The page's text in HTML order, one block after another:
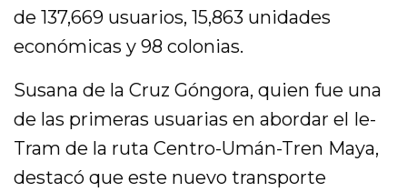
de 137,669 usuarios, 15,863 unidades
económicas y 98 colonias.
Susana de la Cruz Góngora, quien fue una
de las primeras usuarias en abordar el Ie-
Tram de la ruta Centro-Umán-Tren Maya,
destacó que este nuevo transporte